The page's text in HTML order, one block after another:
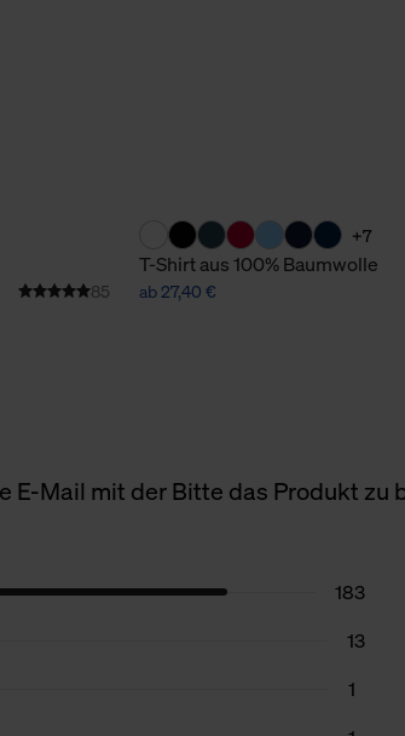
85
+7
T-Shirt aus 100% Baumwolle
ab 27,40 €
E-Mail mit der Bitte das Produkt zu
183
13
1